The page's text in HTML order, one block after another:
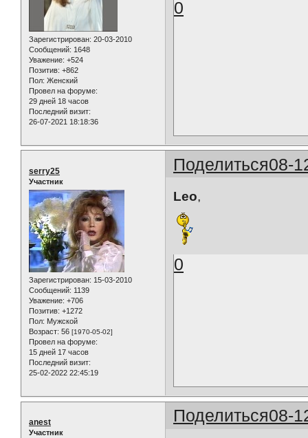
Зарегистрирован: 20-03-2010
Сообщений: 1648
Уважение: +524
Позитив: +862
Пол: Женский
Провел на форуме:
29 дней 18 часов
Последний визит:
26-07-2021 18:18:36
0
Поделиться08-
serry25
Участник
Зарегистрирован: 15-03-2010
Сообщений: 1139
Уважение: +706
Позитив: +1272
Пол: Мужской
Возраст: 56 [1970-05-02]
Провел на форуме:
15 дней 17 часов
Последний визит:
25-02-2022 22:45:19
Leo,
0
Поделиться08-
anest
Участник